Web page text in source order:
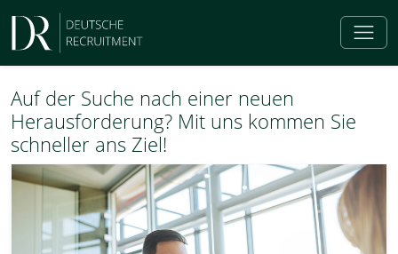
Auf der Suche nach einer neuen
Herausforderung? Mit uns kommen Sie
schneller ans Ziel!